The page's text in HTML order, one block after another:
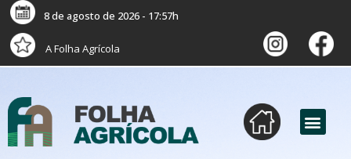
8 de agosto de 2026 - 17:57h
A Folha Agrícola